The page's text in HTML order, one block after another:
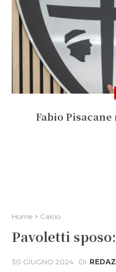
Fabio